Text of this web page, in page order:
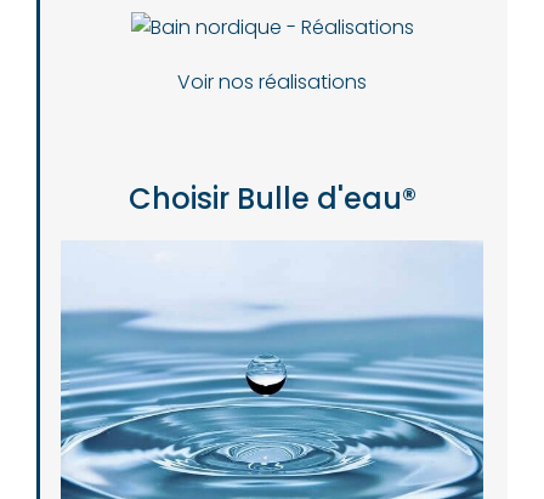
Voir nos réalisations
Choisir Bulle d'eau®